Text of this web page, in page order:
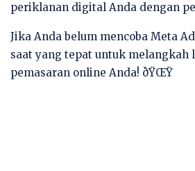
periklanan digital Anda dengan
Jika Anda belum mencoba Meta
saat yang tepat untuk melangkah
pemasaran online Anda! ðŸŒŸ